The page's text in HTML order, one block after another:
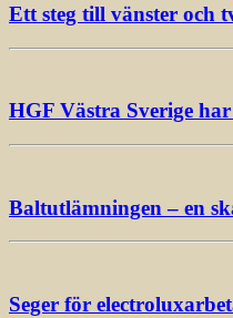
Ett steg till vänster och
HGF Västra Sverige
Baltutlämningen – en
Seger för